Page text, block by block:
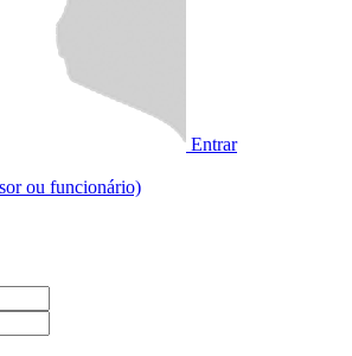
Entrar
ou funcionário)